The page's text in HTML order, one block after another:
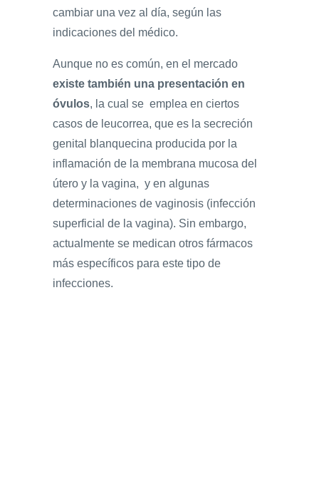
cambiar una vez al día, según las
indicaciones del médico.
Aunque no es común, en el mercado
existe también una presentación en
óvulos, la cual se emplea en ciertos
casos de leucorrea, que es la secreción
genital blanquecina producida por la
inflamación de la membrana mucosa del
útero y la vagina, y en algunas
determinaciones de vaginosis (infección
superficial de la vagina). Sin embargo,
actualmente se medican otros fármacos
más específicos para este tipo de
infecciones.